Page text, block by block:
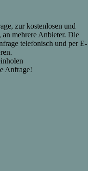
zur kostenlosen und
mehrere Anbieter. Die
telefonisch und per E-
Anfrage!